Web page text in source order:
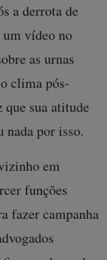
a derrota de
vídeo no
as urnas
clima pós-
sua atitude
nada por isso.
em
funções
fazer campanha